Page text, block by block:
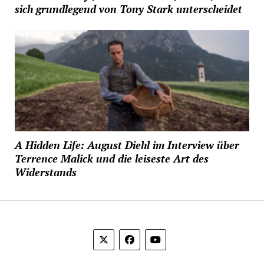
sich grundlegend von Tony Stark unterscheidet
A Hidden Life: August Diehl im Interview über
Terrence Malick und die leiseste Art des
Widerstands